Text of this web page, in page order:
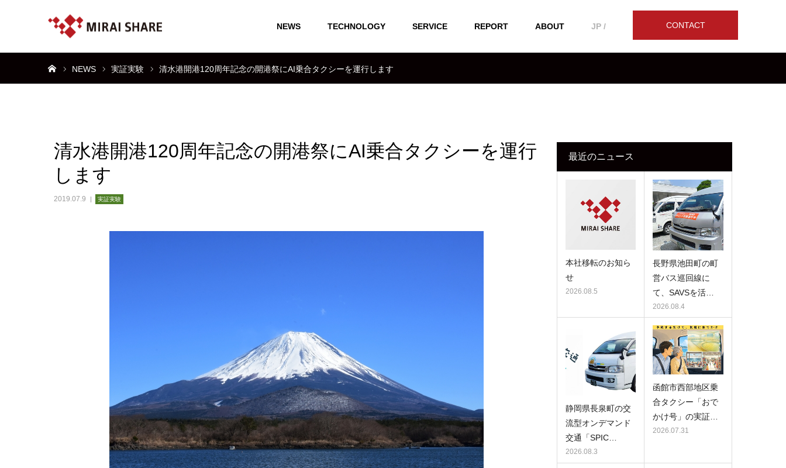
CONTACT
NEWS TECHNOLOGY SERVICE REPORT ABOUT JP /
NEWS 実証実験 清水港開港120周年記念の開港祭にAI乗合タクシーを運行します
清水港開港120周年記念の開港祭にAI乗合タクシーを運行
します
2019.07.9 実証実験
最近のニュース
本社移転のお知ら
せ
2026.08.5
長野県池田町の町
営バス巡回線に
て、SAVSを活…
2026.08.4
静岡県長泉町の交
流型オンデマンド
交通「SPIC…
2026.08.3
函館市西部地区乗
合タクシー「おで
かけ号」の実証…
2026.07.31